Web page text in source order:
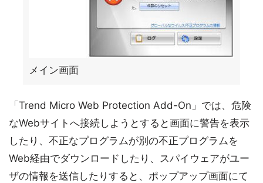
メイン画面
「Trend Micro Web Protection Add-On」では、危険
なWebサイトへ接続しようとすると画面に警告を表示
したり、不正なプログラムが別の不正プログラムを
Web経由でダウンロードしたり、スパイウェアがユー
ザの情報を送信したりすると、ポップアップ画面にて